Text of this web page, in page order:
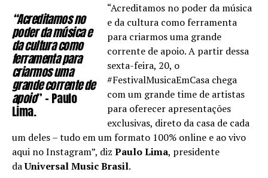
“Acreditamos no
poder da música e
da cultura como
ferramenta para
criarmos uma
grande corrente de
apoio” – Paulo
Lima.
“Acreditamos no poder da música
e da cultura como ferramenta
para criarmos uma grande
corrente de apoio. A partir dessa
sexta-feira, 20, o
#FestivalMusicaEmCasa chega
com um grande time de artistas
para oferecer apresentações
exclusivas, direto da casa de cada
um deles – tudo em um formato 100% online e ao vivo
aqui no Instagram”, diz Paulo Lima, presidente
daUniversal Music Brasil.